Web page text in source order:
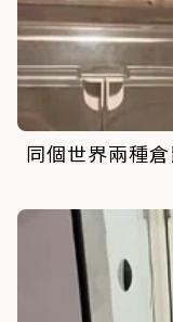
同個世界兩種